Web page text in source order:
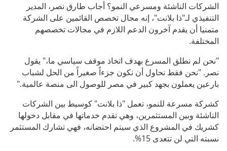
الشركات الناشئة ومسرعي النمو؟ أجاب طارق نصر، المدير
التنفيذي لـ"ذا بلانت"، إنه مجال تخصص القائمين على الشركة
متمنيا أن يقدم آخرون الدعم اللازم في مجالات تخصصهم
المختلفة.
"نحن لم نطلق المسرع بهدف اتخاذ موقف سياسي ما،" يقول
نصر. "نحن فقط نحاول أن نكون جزءاً صغيراً من الحل لشباب
بارعين يعملون بجهد كبير في مصر للوصول الى منصة عالمية."
كشركة مسرعة للنمو، تعمل "ذا بلانت" كوسيط بين الشركات
الناشئة وبين المستثمرين، وهي تقدم خدماتها في مقابل دخولها
كشريك في المشروع الذي سيتم احتضانه، فهي تشارك المستثمر
نسبته التي لن تتعدى 15%.